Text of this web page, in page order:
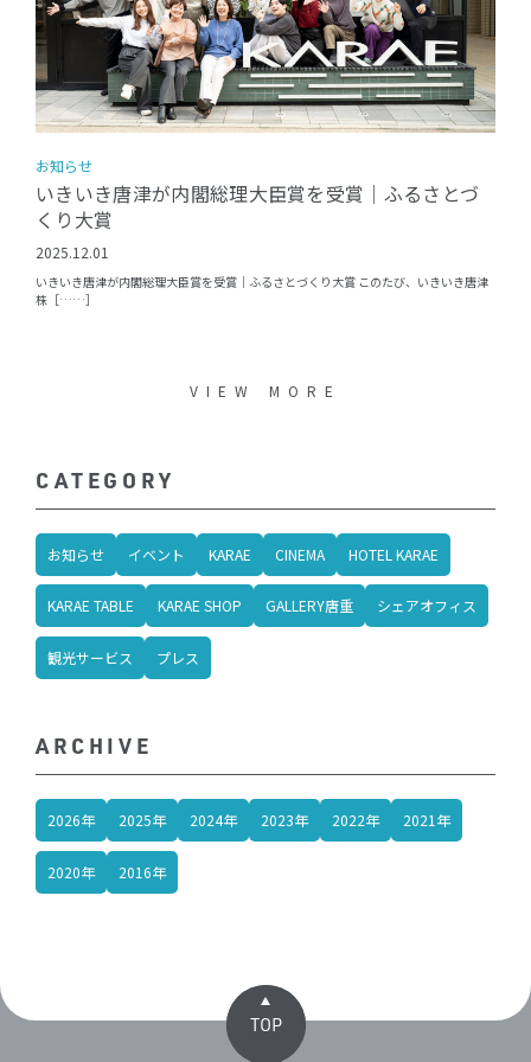
CATEGORY
お知らせ イベント KARAE CINEMA HOTEL KARAE
KARAE TABLE KARAE SHOP GALLERY唐重 シェアオフィス
観光サービス プレス
ARCHIVE
2026年 2025年 2024年 2023年 2022年 2021年
2020年 2016年
お知らせ
いきいき唐津が内閣総理大臣賞を受賞｜ふるさとづ
くり大賞
2025.12.01
いきいき唐津が内閣総理大臣賞を受賞｜ふるさとづくり大賞 このたび、いきいき唐津
株［……］
VIEW MORE
TOP